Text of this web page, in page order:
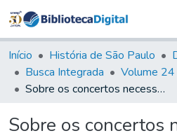
&
Tudo na
Início História de São Paulo
Busca Integrada
Sobre os concertos necessarios para a Matriz de Párnaguá
Sobre os concertos